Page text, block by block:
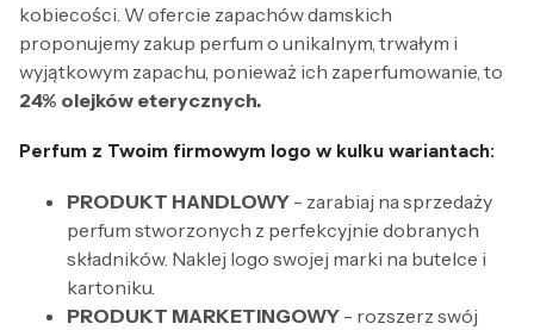
kobiecości. W ofercie zapachów damskich
proponujemy zakup perfum o unikalnym, trwałym i
wyjątkowym zapachu, ponieważ ich zaperfumowanie, to
24% olejków eterycznych.
Perfum z Twoim firmowym logo w kulku wariantach:
PRODUKT HANDLOWY - zarabiaj na sprzedaży
perfum stworzonych z perfekcyjnie dobranych
składników. Naklej logo swojej marki na butelce i
kartoniku.
PRODUKT MARKETINGOWY - rozszerz swój